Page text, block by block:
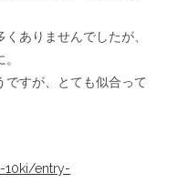
ありませんでしたが、
ですが、とても似合って
10ki/entry-